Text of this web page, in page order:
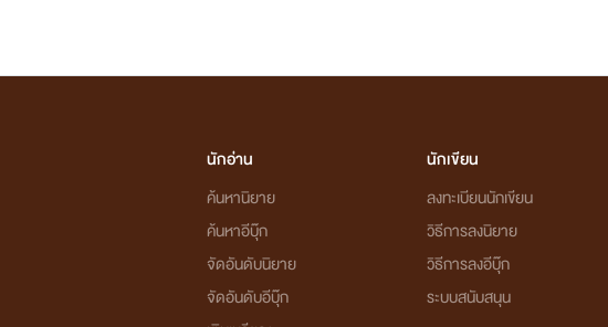
นักอ่าน
ค้นหานิยาย
ค้นหาอีบุ๊ก
จัดอันดับนิยาย
จัดอันดับอีบุ๊ก
นักเขียน
ลงทะเบียนนักเขียน
วิธีการลงนิยาย
วิธีการลงอีบุ๊ก
ระบบสนับสนุน